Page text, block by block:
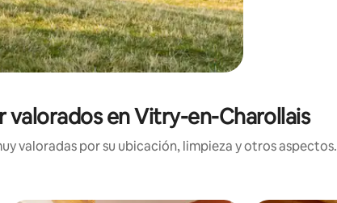
en Vitry-en-Charollais
valoradas por su ubicación, limpieza y otros aspectos.